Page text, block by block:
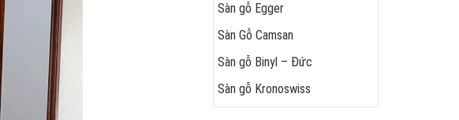
Sàn gỗ Egger
Sàn Gỗ Camsan
Sàn gỗ Binyl – Đức
Sàn gỗ Kronoswiss